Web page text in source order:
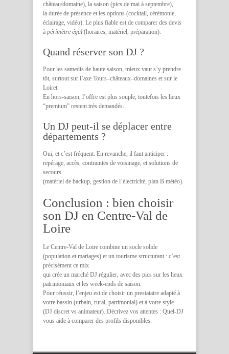
château/domaine), la saison (pics de mai à septembre),
la durée de présence et les options (cocktail, cérémonie,
éclairage, vidéo). Le plus fiable est de comparer des devis
à périmètre égal (horaires, matériel, préparation).
Quand réserver son DJ ?
Pour les samedis de haute saison, mieux vaut s’y prendre
tôt, surtout sur l’axe Tours–châteaux–domaines et sur le
Loiret.
En hors-saison, l’offre est plus souple, toutefois les lieux
“premium” restent très demandés.
Un DJ peut-il se déplacer entre
départements ?
Oui, et c’est fréquent. En revanche, il faut anticiper :
repérage, accès, contraintes de voisinage, et solutions de
secours
(matériel de backup, gestion de l’électricité, plan B météo).
Conclusion : bien choisir
son DJ en Centre-Val de
Loire
Le Centre-Val de Loire combine un socle solide
(population et mariages) et un tourisme structurant : c’est
précisément ce mix
qui crée un marché DJ régulier, avec des pics sur les lieux
patrimoniaux et les week-ends de saison.
Pour réussir, l’enjeu est de choisir un prestataire adapté à
votre bassin (urbain, rural, patrimonial) et à votre style
(DJ discret vs animateur). Décrivez vos attentes : Quel-DJ
vous aide à comparer des profils disponibles.